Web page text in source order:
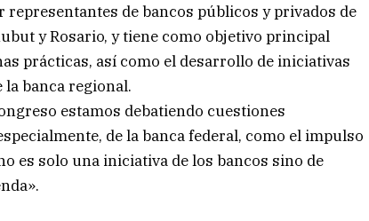
representantes de bancos públicos y privados de
y Rosario, y tiene como objetivo principal
prácticas, así como el desarrollo de iniciativas
banca regional.
estamos debatiendo cuestiones
de la banca federal, como el impulso
es solo una iniciativa de los bancos sino de